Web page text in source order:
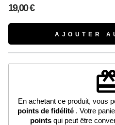
19,00 €
AJOUTER
En achetant ce produit, vous
points de fidélité. Votre
points qui peut être